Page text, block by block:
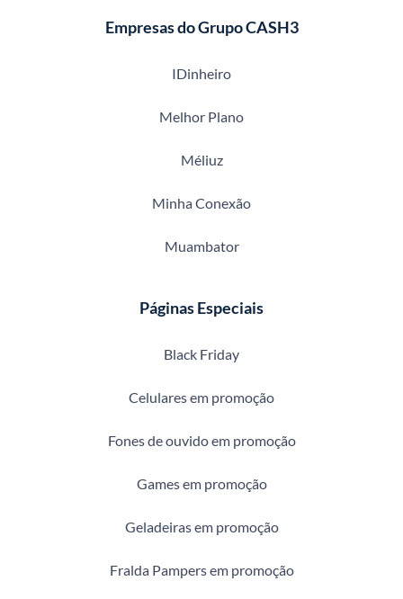
Empresas do Grupo CASH3
IDinheiro
Melhor Plano
Méliuz
Minha Conexão
Muambator
Páginas Especiais
Black Friday
Celulares em promoção
Fones de ouvido em promoção
Games em promoção
Geladeiras em promoção
Fralda Pampers em promoção